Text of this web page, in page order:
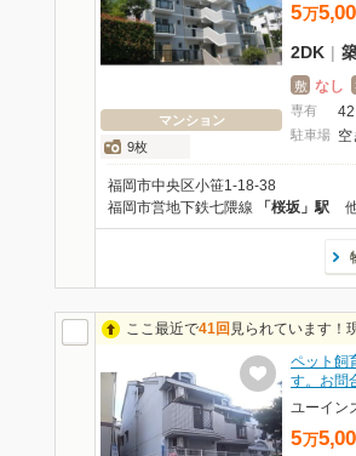
マンション
9枚
5万
2DK |
敷 なし
専有
駐車場 空
福岡市中央区小笹1-18-38
福岡市営地下鉄七隈線 「桜坂」駅
ここ最近で41回 見られています！
ペット飼
す。お問
ユーイン
5万